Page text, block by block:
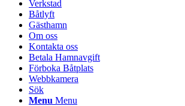
Verkstad
Båtlyft
Gästhamn
Om oss
Kontakta oss
Betala Hamnavgift
Förboka Båtplats
Webbkamera
Sök
Menu Menu